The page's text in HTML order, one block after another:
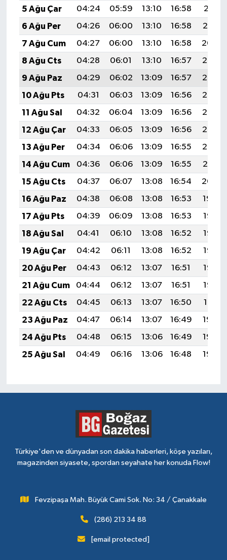
5 Ağu Çar
04:24 05:59 13:10 16:58
20:11
6 Ağu Per
04:26 06:00 13:10 16:58
20:10
7 Ağu Cum
04:27 06:00 13:10 16:58
20:09
8 Ağu Cts
04:28 06:01 13:10 16:57
20:08
9 Ağu Paz
04:29 06:02 13:09 16:57
20:07
10 Ağu Pts
04:31 06:03 13:09 16:56
20:06
11 Ağu Sal
04:32 06:04 13:09 16:56
20:05
12 Ağu Çar
04:33 06:05 13:09 16:56
20:03
13 Ağu Per
04:34 06:06 13:09 16:55
20:02
14 Ağu Cum
04:36 06:06 13:09 16:55
20:01
15 Ağu Cts
04:37 06:07 13:08 16:54
20:00
16 Ağu Paz
04:38 06:08 13:08 16:53
19:59
17 Ağu Pts
04:39 06:09 13:08 16:53
19:57
18 Ağu Sal
04:41 06:10 13:08 16:52
19:56
19 Ağu Çar
04:42 06:11 13:08 16:52
19:55
20 Ağu Per
04:43 06:12 13:07 16:51
19:53
21 Ağu Cum
04:44 06:12 13:07 16:51
19:52
22 Ağu Cts
04:45 06:13 13:07 16:50
19:51
23 Ağu Paz
04:47 06:14 13:07 16:49
19:49
24 Ağu Pts
04:48 06:15 13:06 16:49
19:48
25 Ağu Sal
04:49 06:16 13:06 16:48 19:46
Türkiye'den ve dünyadan son dakika haberleri, köşe yazıları,
magazinden siyasete, spordan seyahate her konuda Flow!
Fevzipaşa Mah. Büyük Cami Sok. No: 34 / Çanakkale
(286) 213 34 88
[email protected]